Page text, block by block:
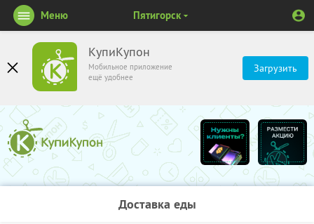
КупиКупон
Мобильное приложение
ещё удобнее
Загрузить
Меню Пятигорск
Доставка еды